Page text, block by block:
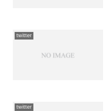
twitter
twitter